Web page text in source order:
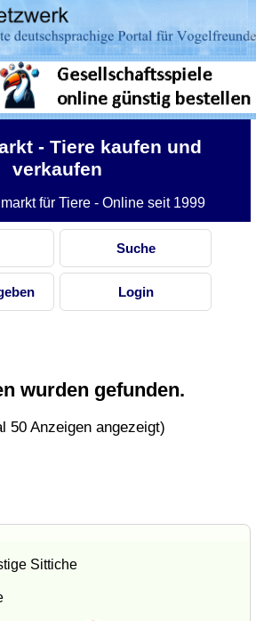
- Tiere kaufen und
verkaufen
für Tiere - Online seit 1999
Suche
Login
wurden gefunden.
50 Anzeigen angezeigt)
Sittiche